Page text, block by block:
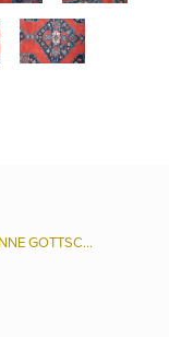
LEILÃO 201 - LEILÃO COLEÇÃO MARIANNE GOTTSCHALK FAVERET (1936/2022), E OUTROS.